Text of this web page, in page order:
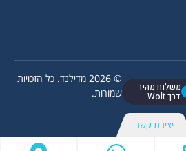
משלוח מהיר
דרך Wolt
© 2026 מדילנד. כל הזכויות
שמורות.
יצירת קשר